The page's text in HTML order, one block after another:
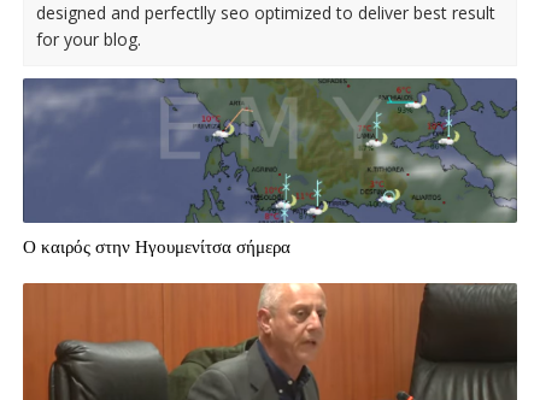
designed and perfectlly seo optimized to deliver best result
for your blog.
Ο καιρός στην Ηγουμενίτσα σήμερα